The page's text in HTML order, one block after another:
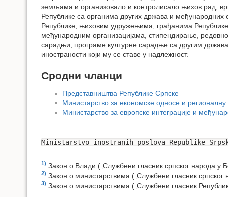
земљама и организовало и контролисало њихов рад;
Републике са органима других држава и
Републике, њиховим удружењима, грађанима
међународним организацијама, стипендирање,
сарадњи; програме културне сарадње са другим
иностраности који му се ставе у надлежност.
Сродни чланци
Представништва Републике Српске
Министарство за економске односе и
Министарство за европске интеграције и
Ministarstvo inostranih poslova Republike
1) Закон о Влади („Службени гласник српског народа у
2) Закон о министарствима („Службени гласник
3) Закон о министарствима („Службени гласник